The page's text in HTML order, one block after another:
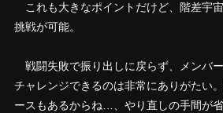
これも大きなポイントだけど、階差宇
挑戦が可能。
戦闘失敗で振り出しに戻らず、メンバ
チャレンジできるのは非常にありがたい
ースもあるからね…、やり直しの手間が